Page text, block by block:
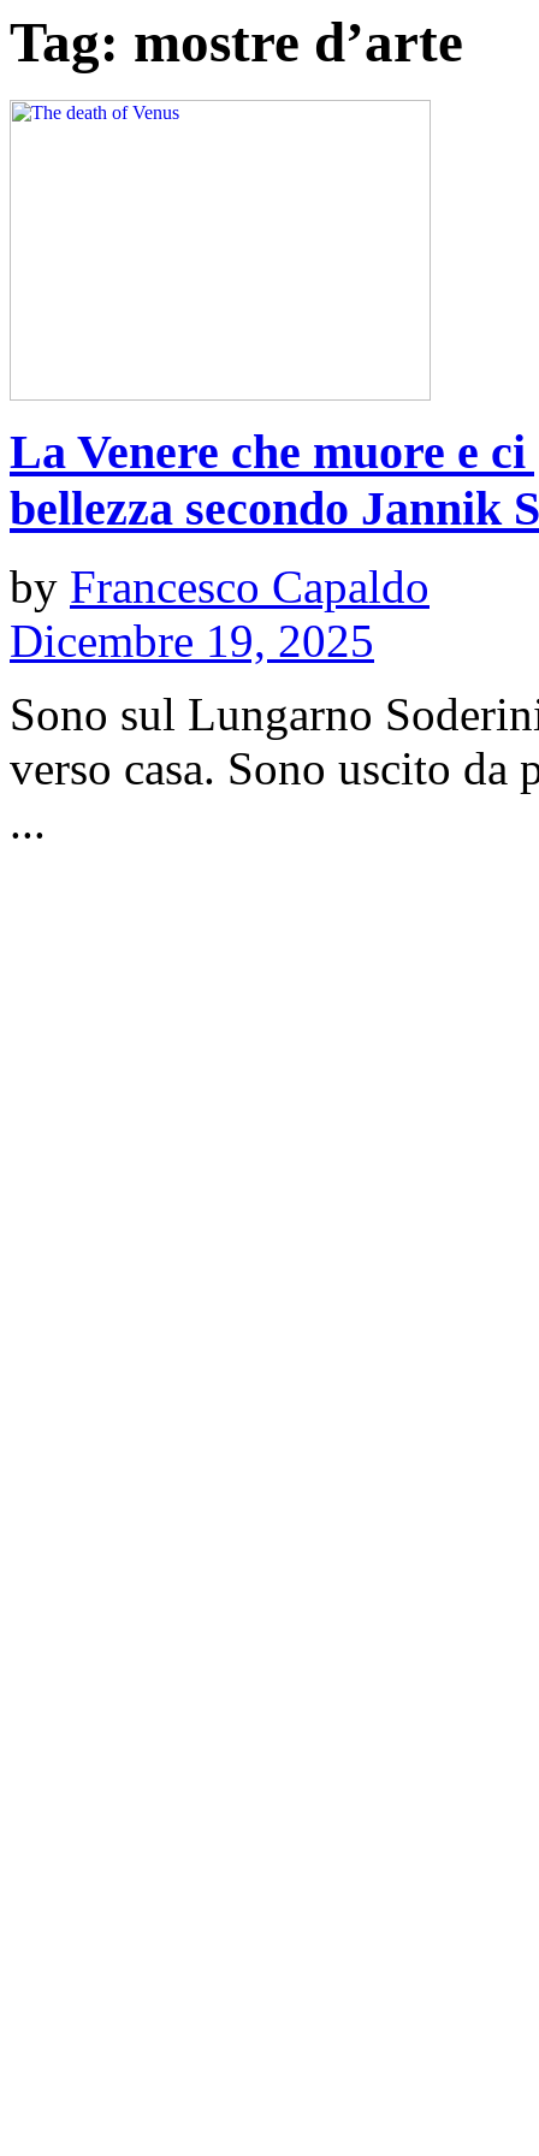
Tag: mostre d’arte
La Venere che muore e
bellezza secondo Jannik
by Francesco Capaldo
Dicembre 19, 2025
Sono sul Lungarno
verso casa. Sono uscito da
...